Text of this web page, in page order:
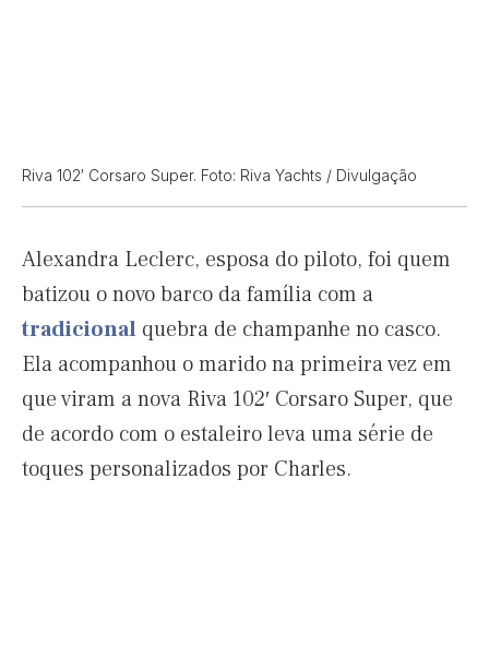
Riva 102′ Corsaro Super. Foto: Riva Yachts / Divulgação
Alexandra Leclerc, esposa do piloto, foi quem
batizou o novo barco da família com a
tradicional quebra de champanhe no casco.
Ela acompanhou o marido na primeira vez em
que viram a nova Riva 102′ Corsaro Super, que
de acordo com o estaleiro leva uma série de
toques personalizados por Charles.